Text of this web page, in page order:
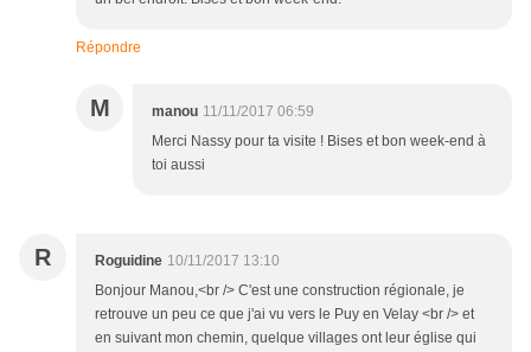
Répondre
M manou 11/11/2017 06:59
Merci Nassy pour ta visite ! Bises et bon week-end à
toi aussi
R Roguidine 10/11/2017 13:10
Bonjour Manou,<br /> C'est une construction régionale, je
retrouve un peu ce que j'ai vu vers le Puy en Velay <br /> et
en suivant mon chemin, quelque villages ont leur église qui